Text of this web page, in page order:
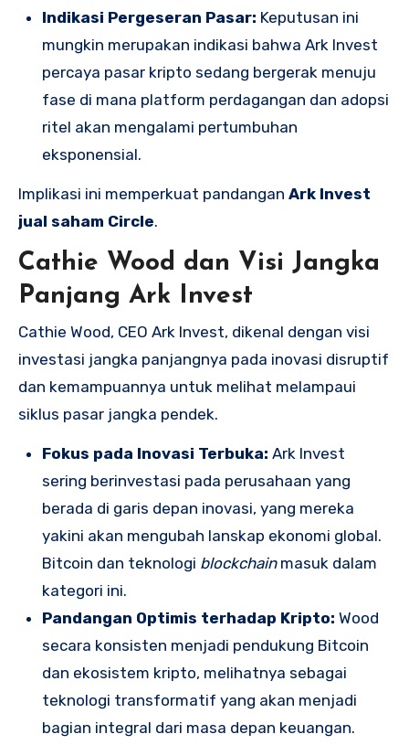
Indikasi Pergeseran Pasar: Keputusan ini
mungkin merupakan indikasi bahwa Ark Invest
percaya pasar kripto sedang bergerak menuju
fase di mana platform perdagangan dan adopsi
ritel akan mengalami pertumbuhan
eksponensial.
Implikasi ini memperkuat pandangan Ark Invest
jual saham Circle.
Cathie Wood dan Visi Jangka
Panjang Ark Invest
Cathie Wood, CEO Ark Invest, dikenal dengan visi
investasi jangka panjangnya pada inovasi disruptif
dan kemampuannya untuk melihat melampaui
siklus pasar jangka pendek.
Fokus pada Inovasi Terbuka: Ark Invest
sering berinvestasi pada perusahaan yang
berada di garis depan inovasi, yang mereka
yakini akan mengubah lanskap ekonomi global.
Bitcoin dan teknologi blockchainmasuk dalam
kategori ini.
Pandangan Optimis terhadap Kripto: Wood
secara konsisten menjadi pendukung Bitcoin
dan ekosistem kripto, melihatnya sebagai
teknologi transformatif yang akan menjadi
bagian integral dari masa depan keuangan.